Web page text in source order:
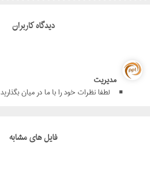
دیدگاه کاربران
مدیریت
لطفا نظرات خود را با ما در میان بگذارید
فایل های مشابه